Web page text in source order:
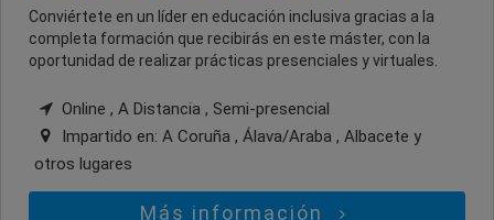
Conviértete en un líder en educación inclusiva gracias a la
completa formación que recibirás en este máster, con la
oportunidad de realizar prácticas presenciales y virtuales.
Online , A Distancia , Semi-presencial
Impartido en: A Coruña , Álava/Araba , Albacete y
otros lugares
Más información